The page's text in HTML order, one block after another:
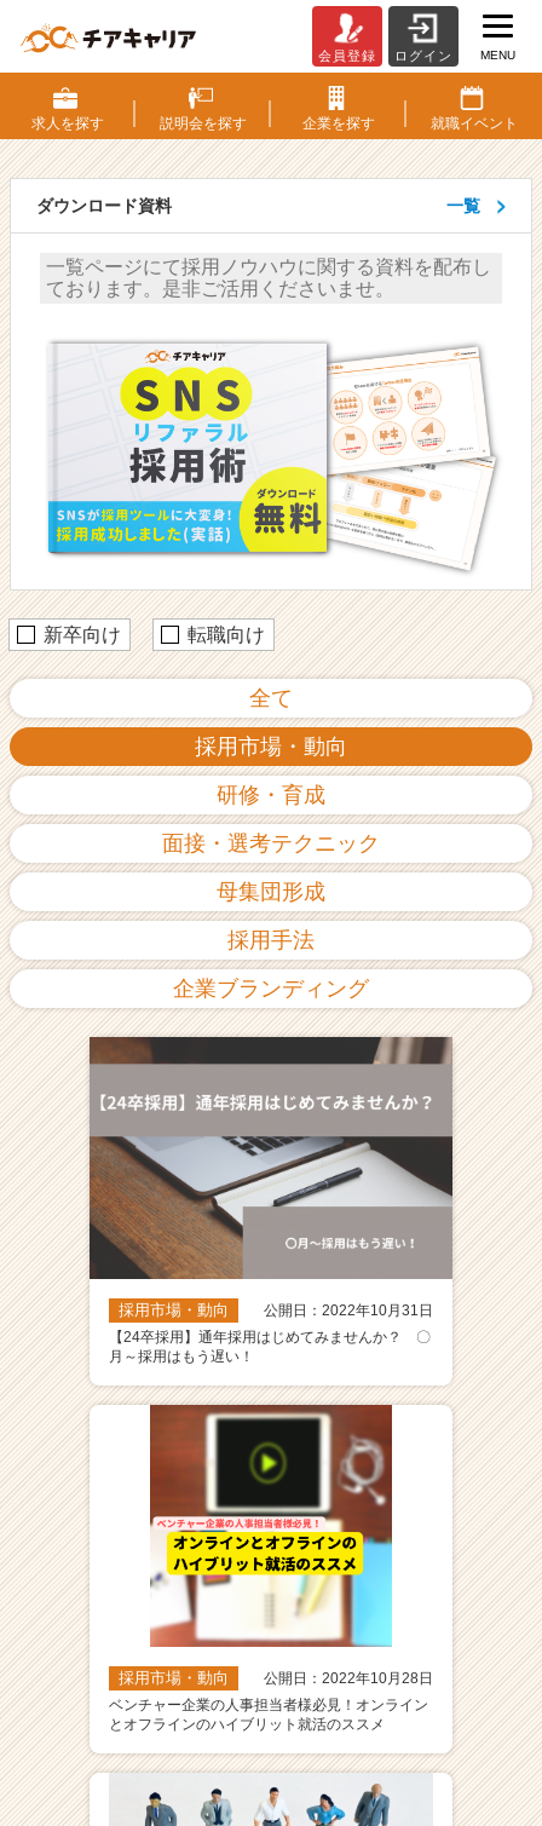
テ
ゴ
リ：
動
向
人
事・
用
担
当
者
向
け
ノ
ウ
ハ
記
事
|
ン
チ
ャ
ー・
企
業
か
カ
ウ
届
く
就
活
サ
イ
ト
チ
ア
ャ
ア
（C
h
e
r
C
a
r
e
r）
会員登録 ログイン MENU
求人を探す 説明会を探す 企業を探す 就職イベント
ダウンロード資料 一覧
一覧ページにて採用ノウハウに関する資料を配布し
ております。是非ご活用くださいませ。
全て
採用市場・動向
研修・育成
面接・選考テクニック
母集団形成
採用手法
企業ブランディング
新卒向け 転職向け
採用市場・動向
公開日：2022年10月31日
【24卒採用】通年採用はじめてみませんか？ 〇
月～採用はもう遅い！
採用市場・動向
公開日：2022年10月28日
ベンチャー企業の人事担当者様必見！オンライン
とオフラインのハイブリット就活のススメ